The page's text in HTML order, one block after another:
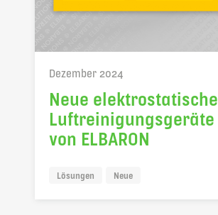
Dezember 2024
Neue elektrostatische
Luftreinigungsgeräte
von ELBARON
Lösungen Neue